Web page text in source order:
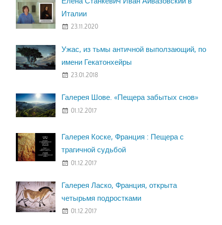
Италии
23.11.2020
Ужас, из тьмы античной выползающий, по
имени Гекатонхейры
23.01.2018
Галерея Шове. «Пещера забытых снов»
01.12.2017
Галерея Коске, Франция : Пещера с
трагичной судьбой
01.12.2017
Галерея Ласко, Франция, открыта
четырьмя подростками
01.12.2017